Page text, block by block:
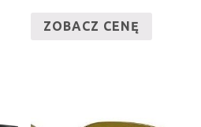
ZOBACZ CENĘ